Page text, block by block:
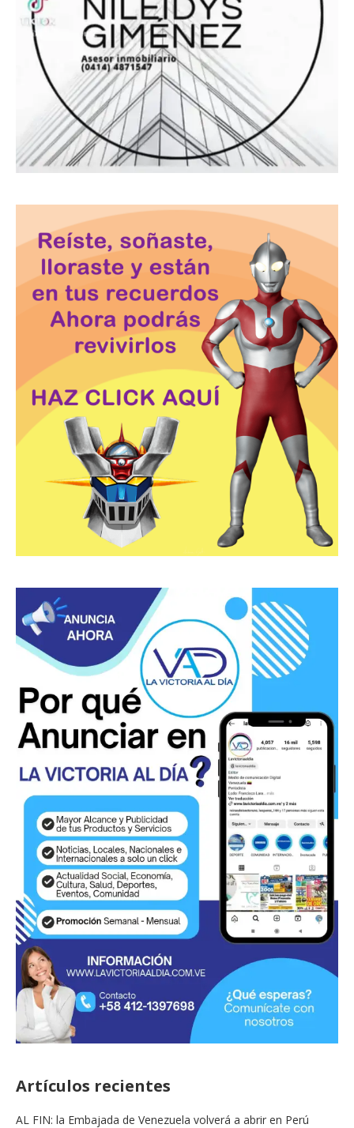
Artículos recientes
AL FIN: la Embajada de Venezuela volverá a abrir en Perú